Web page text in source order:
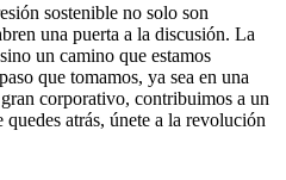
sostenible no solo son
una puerta a la discusión. La
un camino que estamos
que tomamos, ya sea en una
corporativo, contribuimos a un
atrás, únete a la revolución